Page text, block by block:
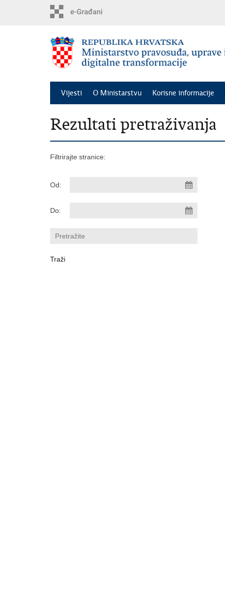
Vijesti O Ministarstvu Korisne informacije
Rezultati pretraživanja
Filtrirajte stranice:
Od:
Do: